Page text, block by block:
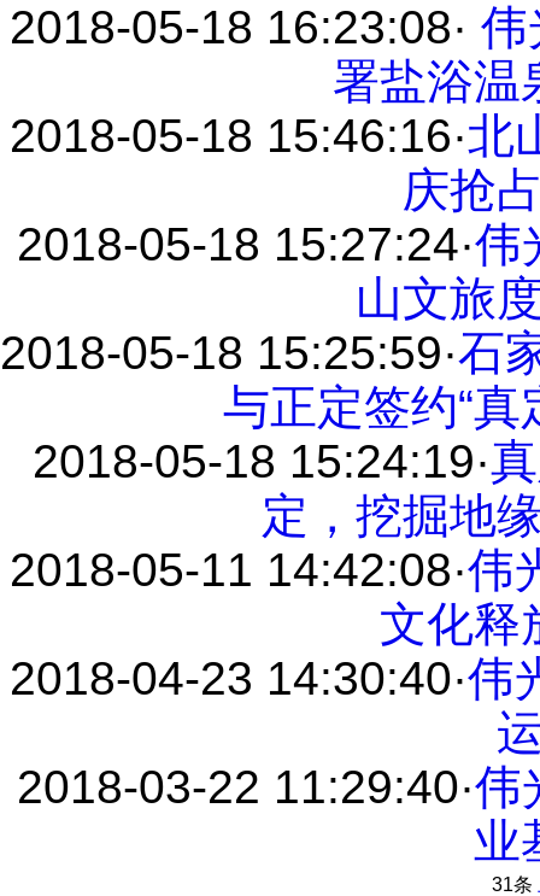
2018-05-18 16:23:08· 伟
署盐浴温
2018-05-18 15:46:16·北
庆抢
2018-05-18 15:27:24·伟
山文旅
2018-05-18 15:25:59·石
与正定签约“真
2018-05-18 15:24:19·
定，挖掘地
2018-05-11 14:42:08·伟
文化释
2018-04-23 14:30:40·伟
2018-03-22 11:29:40·伟
业
31条